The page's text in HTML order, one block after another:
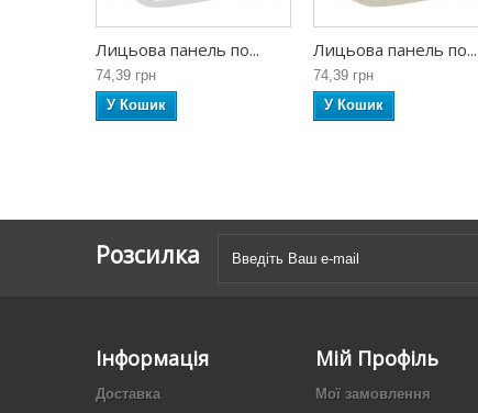
Лицьова панель по...
74,39 грн
У Кошик
Лицьова панель по...
74,39 грн
У Кошик
Розсилка
Інформація
Доставка
Мій Профіль
Мої замовлення